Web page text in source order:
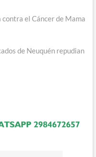
contra el Cáncer de Mama
de Neuquén repudian